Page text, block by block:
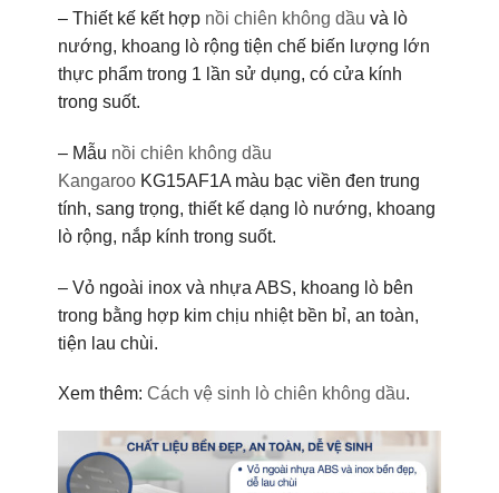
– Thiết kế kết hợp nồi chiên không dầu và lò
nướng, khoang lò rộng tiện chế biến lượng lớn
thực phẩm trong 1 lần sử dụng, có cửa kính
trong suốt.
– Mẫu nồi chiên không dầu
KangarooKG15AF1A màu bạc viền đen trung
tính, sang trọng, thiết kế dạng lò nướng, khoang
lò rộng, nắp kính trong suốt.
– Vỏ ngoài inox và nhựa ABS, khoang lò bên
trong bằng hợp kim chịu nhiệt bền bỉ, an toàn,
tiện lau chùi.
Xem thêm: Cách vệ sinh lò chiên không dầu.